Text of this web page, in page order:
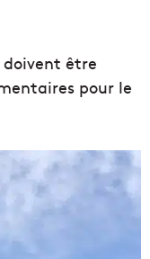
être
pour le